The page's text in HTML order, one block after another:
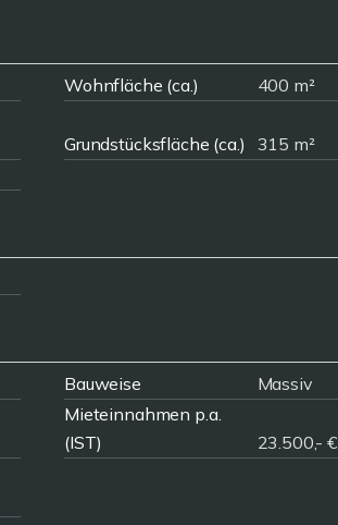
Wohnfläche (ca.)
400 m²
Grundstücksfläche (ca.)
315 m²
Bauweise
Massiv
Mieteinnahmen p.a.
(IST)
23.500,- €